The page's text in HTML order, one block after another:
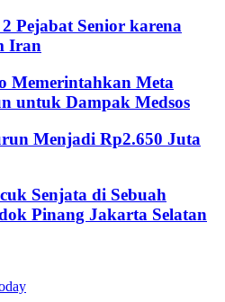
Pejabat Senior karena
Iran
Memerintahkan Meta
untuk Dampak Medsos
Menjadi Rp2.650 Juta
Senjata di Sebuah
Pinang Jakarta Selatan